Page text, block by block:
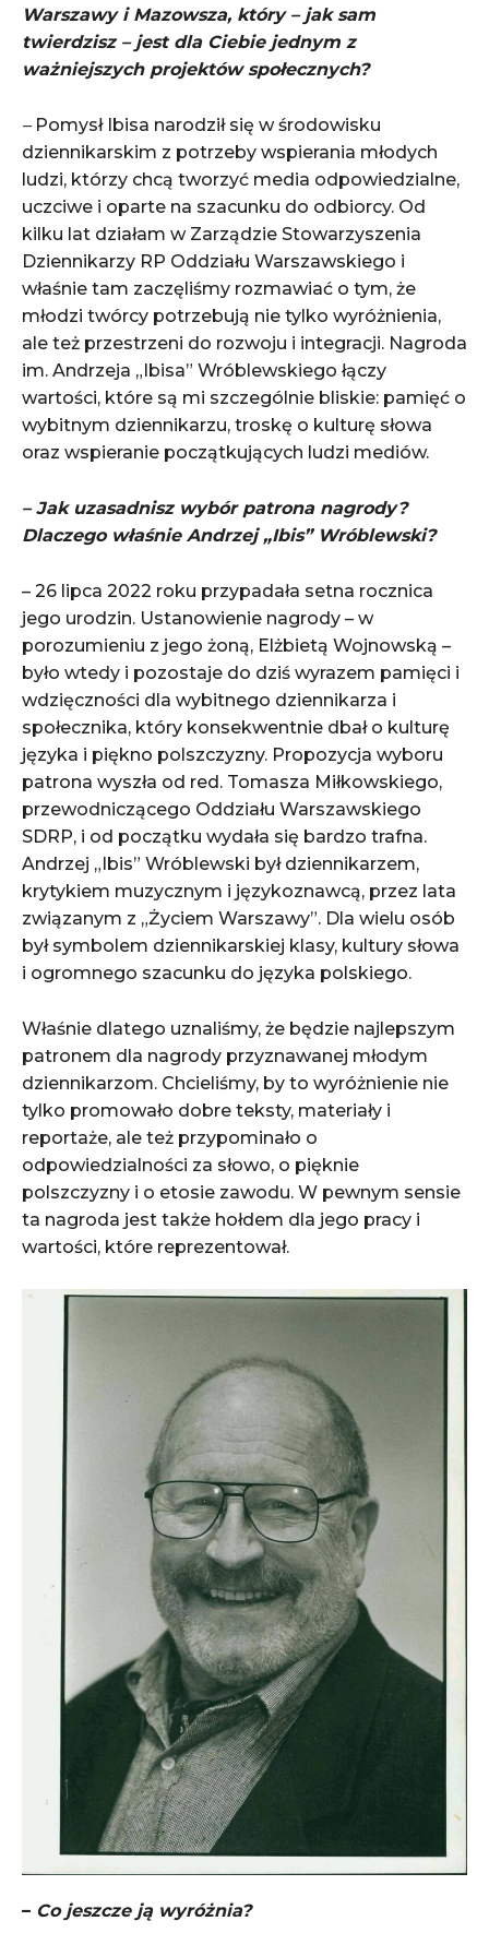
Warszawy i Mazowsza, który – jak sam
twierdzisz – jest dla Ciebie jednym z
ważniejszych projektów społecznych?
– Pomysł Ibisa narodził się w środowisku
dziennikarskim z potrzeby wspierania młodych
ludzi, którzy chcą tworzyć media odpowiedzialne,
uczciwe i oparte na szacunku do odbiorcy. Od
kilku lat działam w Zarządzie Stowarzyszenia
Dziennikarzy RP Oddziału Warszawskiego i
właśnie tam zaczęliśmy rozmawiać o tym, że
młodzi twórcy potrzebują nie tylko wyróżnienia,
ale też przestrzeni do rozwoju i integracji. Nagroda
im. Andrzeja „Ibisa” Wróblewskiego łączy
wartości, które są mi szczególnie bliskie: pamięć o
wybitnym dziennikarzu, troskę o kulturę słowa
oraz wspieranie początkujących ludzi mediów.
– Jak uzasadnisz wybór patrona nagrody?
Dlaczego właśnie Andrzej „Ibis” Wróblewski?
– 26 lipca 2022 roku przypadała setna rocznica
jego urodzin. Ustanowienie nagrody – w
porozumieniu z jego żoną, Elżbietą Wojnowską –
było wtedy i pozostaje do dziś wyrazem pamięci i
wdzięczności dla wybitnego dziennikarza i
społecznika, który konsekwentnie dbał o kulturę
języka i piękno polszczyzny. Propozycja wyboru
patrona wyszła od red. Tomasza Miłkowskiego,
przewodniczącego Oddziału Warszawskiego
SDRP, i od początku wydała się bardzo trafna.
Andrzej „Ibis” Wróblewski był dziennikarzem,
krytykiem muzycznym i językoznawcą, przez lata
związanym z „Życiem Warszawy”. Dla wielu osób
był symbolem dziennikarskiej klasy, kultury słowa
i ogromnego szacunku do języka polskiego.
Właśnie dlatego uznaliśmy, że będzie najlepszym
patronem dla nagrody przyznawanej młodym
dziennikarzom. Chcieliśmy, by to wyróżnienie nie
tylko promowało dobre teksty, materiały i
reportaże, ale też przypominało o
odpowiedzialności za słowo, o pięknie
polszczyzny i o etosie zawodu. W pewnym sensie
ta nagroda jest także hołdem dla jego pracy i
wartości, które reprezentował.
– Co jeszcze ją wyróżnia?